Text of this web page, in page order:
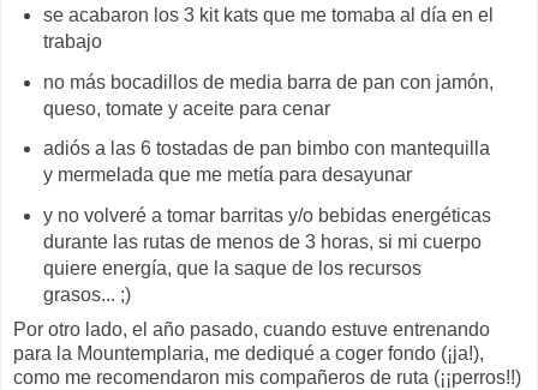
se acabaron los 3 kit kats que me tomaba al día en el
trabajo
no más bocadillos de media barra de pan con jamón,
queso, tomate y aceite para cenar
adiós a las 6 tostadas de pan bimbo con mantequilla
y mermelada que me metía para desayunar
y no volveré a tomar barritas y/o bebidas energéticas
durante las rutas de menos de 3 horas, si mi cuerpo
quiere energía, que la saque de los recursos
grasos... ;)
Por otro lado, el año pasado, cuando estuve entrenando
para la Mountemplaria, me dediqué a coger fondo (¡ja!),
como me recomendaron mis compañeros de ruta (¡¡perros!!)